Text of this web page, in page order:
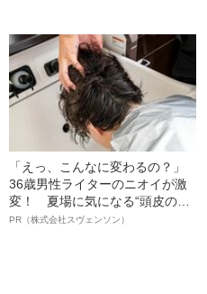
「えっ、こんなに変わるの？」
36歳男性ライターのニオイが激
変！ 夏場に気になる“頭皮のニ
オイ”や“ベタつき”を解消す
PR（株式会社スヴェンソン）